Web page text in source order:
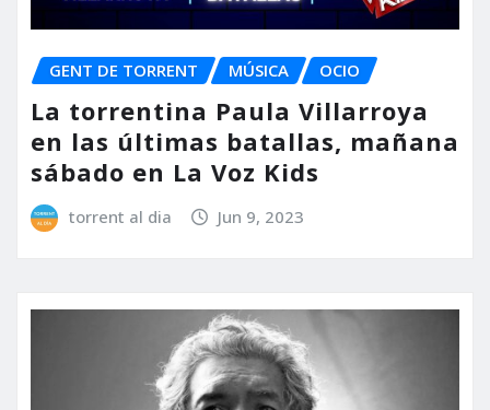
GENT DE TORRENT MÚSICA OCIO
La torrentina Paula Villarroya
en las últimas batallas, mañana
sábado en La Voz Kids
torrent al dia Jun 9, 2023